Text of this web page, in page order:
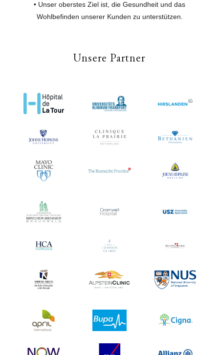
• Unser oberstes Ziel ist, die Gesundheit und das
Wohlbefinden unserer Kunden zu unterstützen.
Unsere Partner